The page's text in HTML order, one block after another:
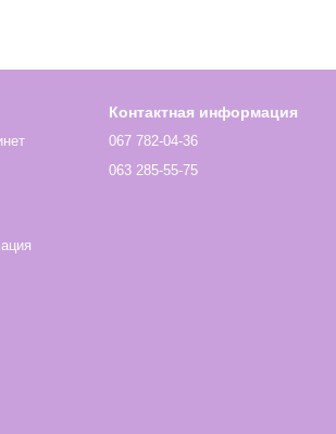
Контактная информация
067 782-04-36
063 285-55-75